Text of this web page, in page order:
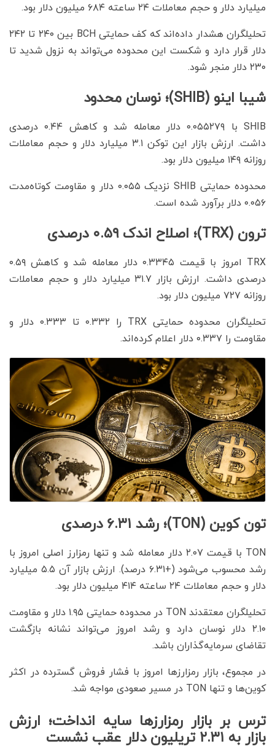
میلیارد دلار و حجم معاملات ۲۴ ساعته ۶۸۴ میلیون دلار بود.
تحلیلگران هشدار داده‌اند که کف حمایتی BCH بین ۲۴۰ تا ۲۴۲
دلار قرار دارد و شکست این محدوده می‌تواند به نزول شدید تا
۲۳۰ دلار منجر شود.
شیبا اینو (SHIB)؛ نوسان محدود
SHIB با ۰.۰۵۵۲۷۹ دلار معامله شد و کاهش ۰.۴۴ درصدی
داشت. ارزش بازار این توکن ۳.۱ میلیارد دلار و حجم معاملات
روزانه ۱۴۹ میلیون دلار بود.
محدوده حمایتی SHIB نزدیک ۰.۰۵۵ دلار و مقاومت کوتاه‌مدت
۰.۰۵۶ دلار برآورد شده است.
ترون (TRX)؛ اصلاح اندک ۰.۵۹ درصدی
TRX امروز با قیمت ۰.۳۳۴۵ دلار معامله شد و کاهش ۰.۵۹
درصدی داشت. ارزش بازار ۳۱.۷ میلیارد دلار و حجم معاملات
روزانه ۷۲۷ میلیون دلار بود.
تحلیلگران محدوده حمایتی TRX را ۰.۳۳۲ تا ۰.۳۳۳ دلار و
مقاومت را ۰.۳۳۷ دلار اعلام کرده‌اند.
تون کوین (TON)؛ رشد ۶.۳۱ درصدی
TON با قیمت ۲.۰۷ دلار معامله شد و تنها رمزارز اصلی امروز با
رشد محسوب می‌شود (+۶.۳۱ درصد). ارزش بازار آن ۵.۵ میلیارد
دلار و حجم معاملات ۲۴ ساعته ۴۱۴ میلیون دلار بود.
تحلیلگران معتقدند TON در محدوده حمایتی ۱.۹۵ دلار و مقاومت
۲.۱۰ دلار نوسان دارد و رشد امروز می‌تواند نشانه بازگشت
تقاضای سرمایه‌گذاران باشد.
در مجموع، بازار رمزارزها امروز با فشار فروش گسترده در اکثر
کوین‌ها و تنها TON در مسیر صعودی مواجه شد.
ترس بر بازار رمزارزها سایه انداخت؛ ارزش
بازار به ۲.۳۱ تریلیون دلار عقب نشست